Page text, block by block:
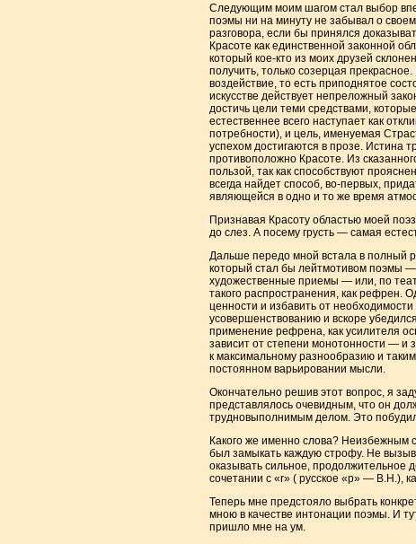
Следующим моим шагом стал выбор
поэмы ни на минуту не забывал о
разговора, если бы принялся
Красоте как единственной законной
который кое-кто из моих друзей
получить, только созерцая
воздействие, то есть приподнятое
искусстве действует непреложный
достичь цели теми средствами,
естественнее всего наступает как
потребности), и цель, именуемая
успехом достигаются в прозе. Истина
противоположно Красоте. Из
пользой, так как способствуют
всегда найдет способ, во-первых,
являющейся в одно и то же время
Признавая Красоту областью моей
до слез. А посему грусть — самая
Дальше передо мной встала в полный
который стал бы лейтмотивом поэмы —
художественные приемы — или, по
такого распространения, как рефрен.
ценности и избавить от
усовершенствованию и вскоре
применение рефрена, как усилителя
зависит от степени монотонности — и
к максимальному разнообразию и
постоянном варьировании мысли.
Окончательно решив этот вопрос, я
представлялось очевидным, что он
трудновыполнимым делом. Это
Какого же именно слова? Неизбежным
был замыкать каждую строфу. Не
оказывать сильное, продолжительное
сочетании с «r» ( русское «р» — В.Н.),
Теперь мне предстояло выбрать
мною в качестве интонации поэмы. И
пришло мне на ум.